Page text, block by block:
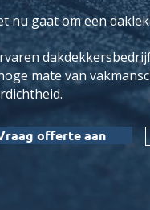
nu gaat om een
mate van
offerte aan